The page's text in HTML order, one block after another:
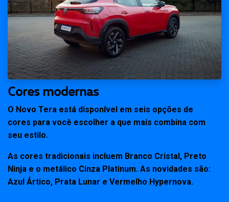
Cores modernas
O Novo Tera está disponível em seis opções de
cores para você escolher a que mais combina com
seu estilo.
As cores tradicionais incluem Branco Cristal, Preto
Ninja e o metálico Cinza Platinum. As novidades são:
Azul Ártico, Prata Lunar e Vermelho Hypernova.